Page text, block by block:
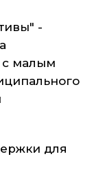
-
с малым
для